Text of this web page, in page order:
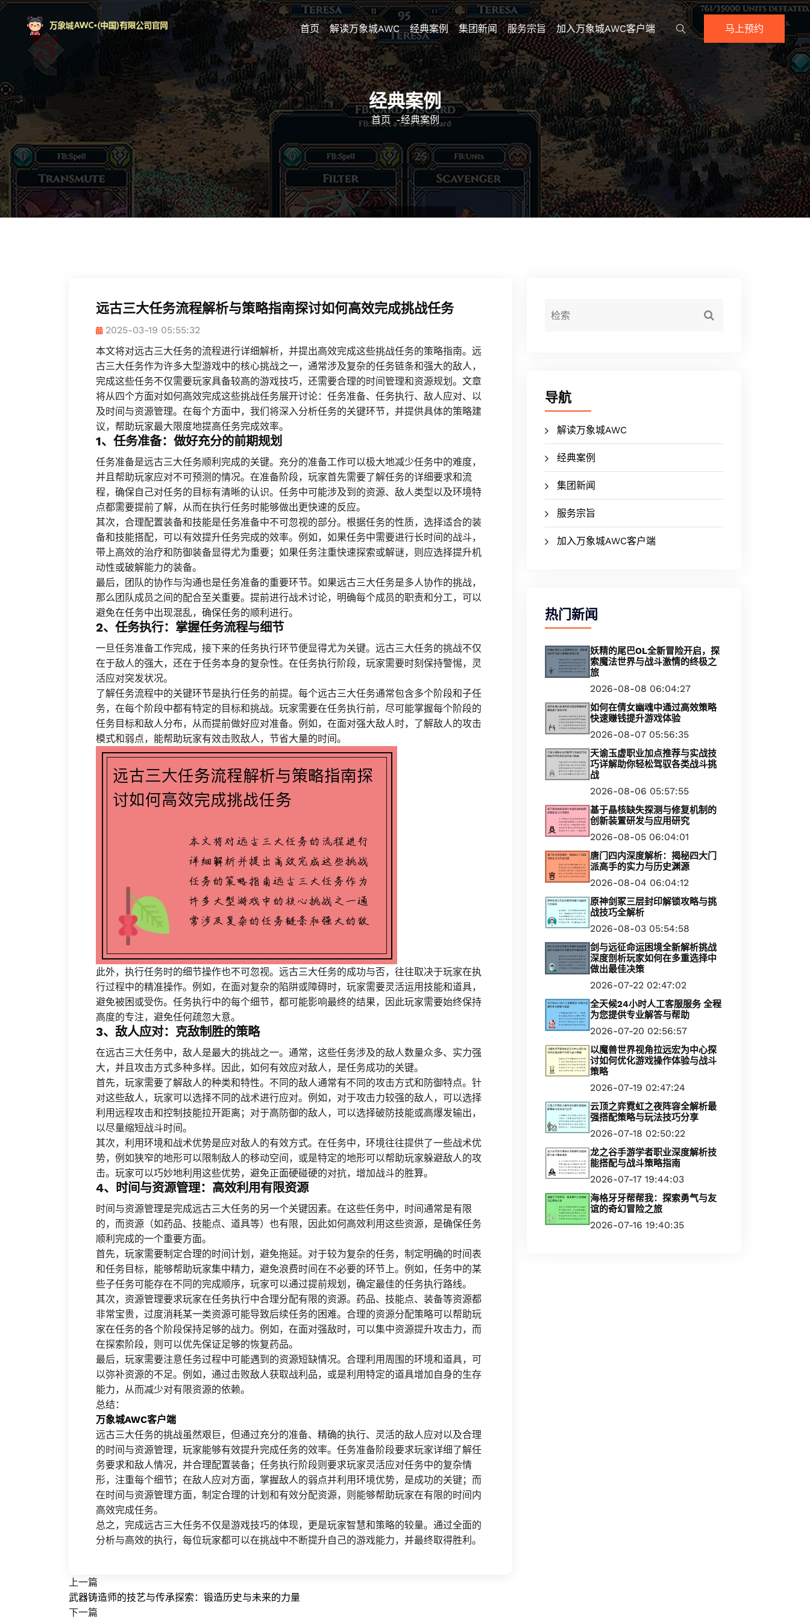
首页 解读万象城AWC 经典案例 集团新闻 服务宗旨 加入万象城AWC客户端 马上预约
经典案例
首页 -经典案例
远古三大任务流程解析与策略指南探讨如何高效完成挑战任务
2025-03-19 05:55:32
本文将对远古三大任务的流程进行详细解析，并提出高效完成这些挑战任务的策略指南。远
古三大任务作为许多大型游戏中的核心挑战之一，通常涉及复杂的任务链条和强大的敌人，
完成这些任务不仅需要玩家具备较高的游戏技巧，还需要合理的时间管理和资源规划。文章
将从四个方面对如何高效完成这些挑战任务展开讨论：任务准备、任务执行、敌人应对、以
及时间与资源管理。在每个方面中，我们将深入分析任务的关键环节，并提供具体的策略建
议，帮助玩家最大限度地提高任务完成效率。
1、任务准备：做好充分的前期规划
任务准备是远古三大任务顺利完成的关键。充分的准备工作可以极大地减少任务中的难度，
并且帮助玩家应对不可预测的情况。在准备阶段，玩家首先需要了解任务的详细要求和流
程，确保自己对任务的目标有清晰的认识。任务中可能涉及到的资源、敌人类型以及环境特
点都需要提前了解，从而在执行任务时能够做出更快速的反应。
其次，合理配置装备和技能是任务准备中不可忽视的部分。根据任务的性质，选择适合的装
备和技能搭配，可以有效提升任务完成的效率。例如，如果任务中需要进行长时间的战斗，
带上高效的治疗和防御装备显得尤为重要；如果任务注重快速探索或解谜，则应选择提升机
动性或破解能力的装备。
最后，团队的协作与沟通也是任务准备的重要环节。如果远古三大任务是多人协作的挑战，
那么团队成员之间的配合至关重要。提前进行战术讨论，明确每个成员的职责和分工，可以
避免在任务中出现混乱，确保任务的顺利进行。
2、任务执行：掌握任务流程与细节
一旦任务准备工作完成，接下来的任务执行环节便显得尤为关键。远古三大任务的挑战不仅
在于敌人的强大，还在于任务本身的复杂性。在任务执行阶段，玩家需要时刻保持警惕，灵
活应对突发状况。
了解任务流程中的关键环节是执行任务的前提。每个远古三大任务通常包含多个阶段和子任
务，在每个阶段中都有特定的目标和挑战。玩家需要在任务执行前，尽可能掌握每个阶段的
任务目标和敌人分布，从而提前做好应对准备。例如，在面对强大敌人时，了解敌人的攻击
模式和弱点，能帮助玩家有效击败敌人，节省大量的时间。
此外，执行任务时的细节操作也不可忽视。远古三大任务的成功与否，往往取决于玩家在执
行过程中的精准操作。例如，在面对复杂的陷阱或障碍时，玩家需要灵活运用技能和道具，
避免被困或受伤。任务执行中的每个细节，都可能影响最终的结果，因此玩家需要始终保持
高度的专注，避免任何疏忽大意。
3、敌人应对：克敌制胜的策略
在远古三大任务中，敌人是最大的挑战之一。通常，这些任务涉及的敌人数量众多、实力强
大，并且攻击方式多种多样。因此，如何有效应对敌人，是任务成功的关键。
首先，玩家需要了解敌人的种类和特性。不同的敌人通常有不同的攻击方式和防御特点。针
对这些敌人，玩家可以选择不同的战术进行应对。例如，对于攻击力较强的敌人，可以选择
利用远程攻击和控制技能拉开距离；对于高防御的敌人，可以选择破防技能或高爆发输出，
以尽量缩短战斗时间。
其次，利用环境和战术优势是应对敌人的有效方式。在任务中，环境往往提供了一些战术优
势，例如狭窄的地形可以限制敌人的移动空间，或是特定的地形可以帮助玩家躲避敌人的攻
击。玩家可以巧妙地利用这些优势，避免正面硬碰硬的对抗，增加战斗的胜算。
4、时间与资源管理：高效利用有限资源
时间与资源管理是完成远古三大任务的另一个关键因素。在这些任务中，时间通常是有限
的，而资源（如药品、技能点、道具等）也有限，因此如何高效利用这些资源，是确保任务
顺利完成的一个重要方面。
首先，玩家需要制定合理的时间计划，避免拖延。对于较为复杂的任务，制定明确的时间表
和任务目标，能够帮助玩家集中精力，避免浪费时间在不必要的环节上。例如，任务中的某
些子任务可能存在不同的完成顺序，玩家可以通过提前规划，确定最佳的任务执行路线。
其次，资源管理要求玩家在任务执行中合理分配有限的资源。药品、技能点、装备等资源都
非常宝贵，过度消耗某一类资源可能导致后续任务的困难。合理的资源分配策略可以帮助玩
家在任务的各个阶段保持足够的战力。例如，在面对强敌时，可以集中资源提升攻击力，而
在探索阶段，则可以优先保证足够的恢复药品。
最后，玩家需要注意任务过程中可能遇到的资源短缺情况。合理利用周围的环境和道具，可
以弥补资源的不足。例如，通过击败敌人获取战利品，或是利用特定的道具增加自身的生存
能力，从而减少对有限资源的依赖。
总结：
万象城AWC客户端
远古三大任务的挑战虽然艰巨，但通过充分的准备、精确的执行、灵活的敌人应对以及合理
的时间与资源管理，玩家能够有效提升完成任务的效率。任务准备阶段要求玩家详细了解任
务要求和敌人情况，并合理配置装备；任务执行阶段则要求玩家灵活应对任务中的复杂情
形，注重每个细节；在敌人应对方面，掌握敌人的弱点并利用环境优势，是成功的关键；而
在时间与资源管理方面，制定合理的计划和有效分配资源，则能够帮助玩家在有限的时间内
高效完成任务。
总之，完成远古三大任务不仅是游戏技巧的体现，更是玩家智慧和策略的较量。通过全面的
分析与高效的执行，每位玩家都可以在挑战中不断提升自己的游戏能力，并最终取得胜利。
上一篇
武器铸造师的技艺与传承探索：锻造历史与未来的力量
下一篇
导航
解读万象城AWC
经典案例
集团新闻
服务宗旨
加入万象城AWC客户端
热门新闻
妖精的尾巴OL全新冒险开启，探
索魔法世界与战斗激情的终极之
旅
2026-08-08 06:04:27
如何在倩女幽魂中通过高效策略
快速赚钱提升游戏体验
2026-08-07 05:56:35
天谕玉虚职业加点推荐与实战技
巧详解助你轻松驾驭各类战斗挑
战
2026-08-06 05:57:55
基于晶核缺失探测与修复机制的
创新装置研发与应用研究
2026-08-05 06:04:01
唐门四内深度解析：揭秘四大门
派高手的实力与历史渊源
2026-08-04 06:04:12
原神剑冢三层封印解锁攻略与挑
战技巧全解析
2026-08-03 05:54:58
剑与远征命运困境全新解析挑战
深度剖析玩家如何在多重选择中
做出最佳决策
2026-07-22 02:47:02
全天候24小时人工客服服务 全程
为您提供专业解答与帮助
2026-07-20 02:56:57
以魔兽世界视角拉远宏为中心探
讨如何优化游戏操作体验与战斗
策略
2026-07-19 02:47:24
云顶之弈霓虹之夜阵容全解析最
强搭配策略与玩法技巧分享
2026-07-18 02:50:22
龙之谷手游学者职业深度解析技
能搭配与战斗策略指南
2026-07-17 19:44:03
海格牙牙帮帮我：探索勇气与友
谊的奇幻冒险之旅
2026-07-16 19:40:35